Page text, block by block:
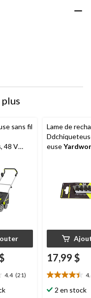
sans fil
, 48 V
4.4 (21)
Lame de
euse
17,99 $
4.4
étoile(s)
2 en stock